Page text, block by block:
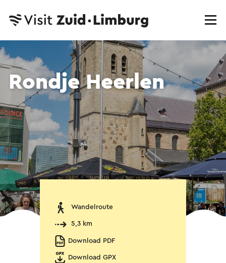
Rondje Heerlen
Wandelroute
5,3 km
Download PDF
Download GPX